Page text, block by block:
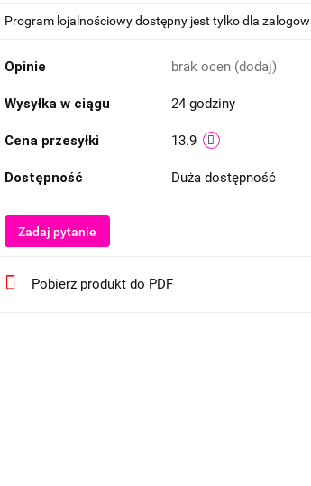
Program lojalnościowy dostępny jest tylko dla
Opinie brak ocen (dodaj)
Wysyłka w ciągu 24 godziny
Cena przesyłki 13.9
Dostępność Duża dostępność
Zadaj pytanie
Pobierz produkt do PDF